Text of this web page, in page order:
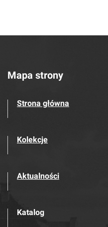
Mapa strony
Strona główna
Kolekcje
Aktualności
Katalog